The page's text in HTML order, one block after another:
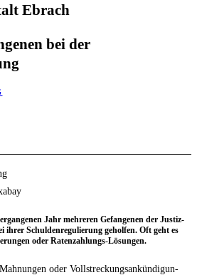
Ebrach
bei der
Jahr meh­re­ren Gefan­ge­nen der Jus­tiz­
ihrer Schul­den­re­gu­lie­rung gehol­fen. Oft geht es
oder Ratenzahlungs-Lösungen.
oder Voll­stre­ckungs­an­kün­di­gun­